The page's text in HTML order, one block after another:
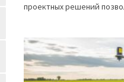
проектных решений